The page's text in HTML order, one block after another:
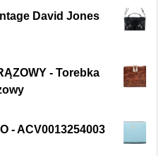
David Jones
- Torebka
- ACV0013254003